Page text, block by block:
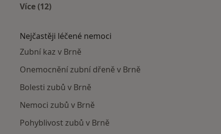
Více (12)
Nejčastěji léčené nemoci
Zubní kaz v Brně
Onemocnění zubní dřeně v Brně
Bolesti zubů v Brně
Nemoci zubů v Brně
Pohyblivost zubů v Brně